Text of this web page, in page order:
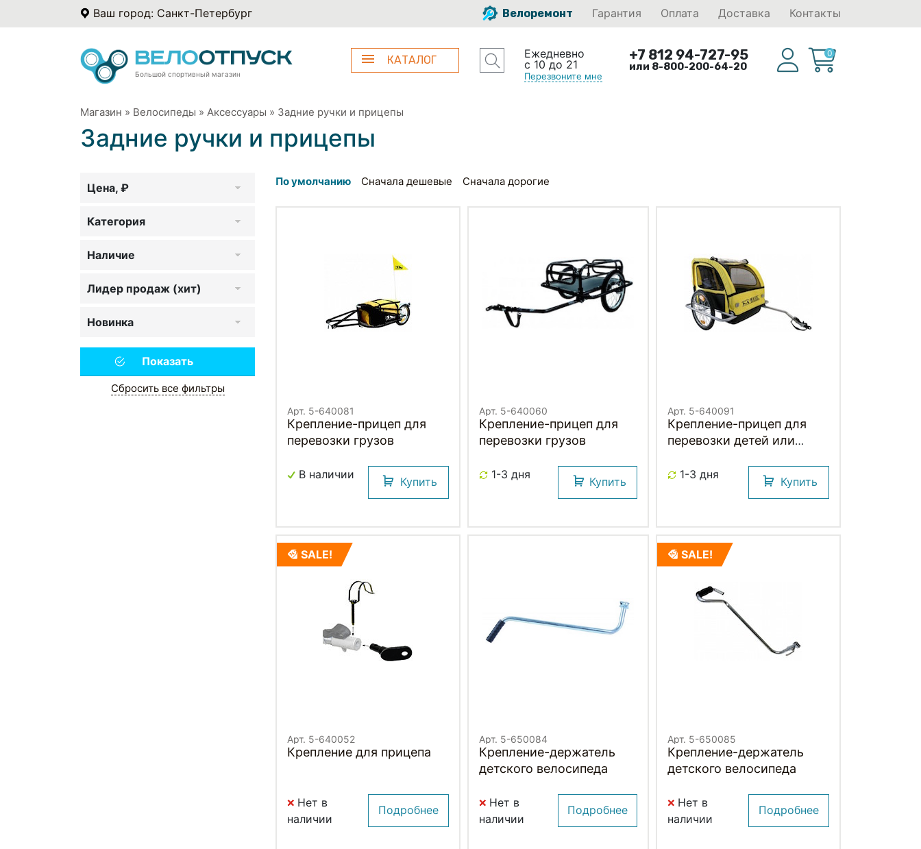
Ваш город: Санкт-Петербург Велоремонт Гарантия Оплата Доставка Контакты
Большой спортивный магазин
КАТАЛОГ
Ежедневно
с 10 до 21
Перезвоните мне
+7 812 94-727-95
или 8-800-200-64-20
0
Магазин » Велосипеды » Аксессуары » Задние ручки и прицепы
Задние ручки и прицепы
Цена, ₽
Категория
Наличие
Лидер продаж (хит)
Новинка
Сбросить все фильтры
По умолчанию Сначала дешевые Сначала дорогие
Арт. 5-640081
Крепление-прицеп для
перевозки грузов
В наличии
Купить
Арт. 5-640060
Крепление-прицеп для
перевозки грузов
1-3 дня
Купить
Арт. 5-640091
Крепление-прицеп для
перевозки детей или
1-3 дня
Купить
SALE!
Арт. 5-640052
Крепление для прицепа
Нет в
наличии
Подробнее
Арт. 5-650084
Крепление-держатель
детского велосипеда
Нет в
наличии
Подробнее
SALE!
Арт. 5-650085
Крепление-держатель
детского велосипеда
Нет в
наличии
Подробнее